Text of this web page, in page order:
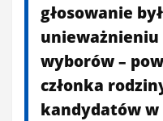
głosowanie
unieważnieniu
wyborów –
członka
kandydatów w